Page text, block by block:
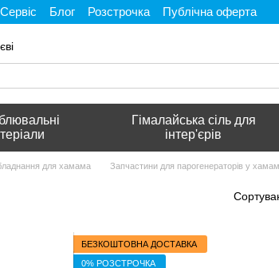
Сервіс Блог Розстрочка
Публічна оферта
Гімалайська сіль для
інтер'єрів
для хамама Запчастини для парогенераторів у хамам
БЕЗКОШТОВНА ДОСТАВКА
0% РОЗСТРОЧКА